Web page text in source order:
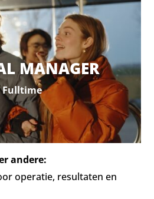
MANAGER
Fulltime
andere:
operatie, resultaten en